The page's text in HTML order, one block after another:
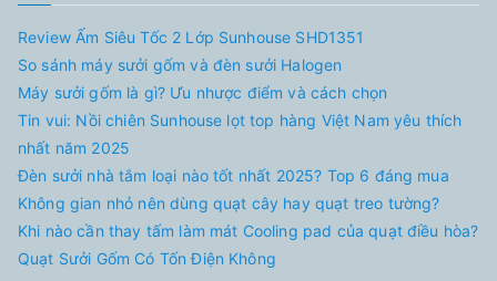
Review Ấm Siêu Tốc 2 Lớp Sunhouse SHD1351
So sánh máy sưởi gốm và đèn sưởi Halogen
Máy sưởi gốm là gì? Ưu nhược điểm và cách chọn
Tin vui: Nồi chiên Sunhouse lọt top hàng Việt Nam yêu thích
nhất năm 2025
Đèn sưởi nhà tắm loại nào tốt nhất 2025? Top 6 đáng mua
Không gian nhỏ nên dùng quạt cây hay quạt treo tường?
Khi nào cần thay tấm làm mát Cooling pad của quạt điều hòa?
Quạt Sưởi Gốm Có Tốn Điện Không